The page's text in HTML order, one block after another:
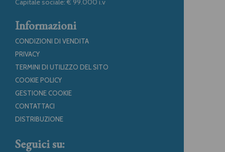
Informazioni
CONDIZIONI DI VENDITA
PRIVACY
TERMINI DI UTILIZZO DEL SITO
COOKIE POLICY
GESTIONE COOKIE
CONTATTACI
DISTRIBUZIONE
Seguici su: